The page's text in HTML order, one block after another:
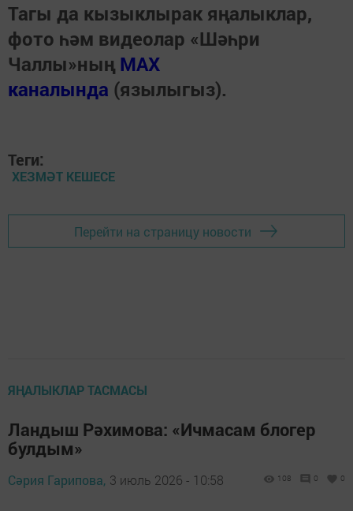
Тагы да кызыклырак яңалыклар,
фото һәм видеолар «Шәһри
Чаллы»ның MAX
каналында (язылыгыз).
Теги:
ХЕЗМӘТ КЕШЕСЕ
Перейти на страницу новости
ЯҢАЛЫКЛАР ТАСМАСЫ
Ландыш Рәхимова: «Ичмасам блогер
булдым»
Сәрия Гарипова, 3 июль 2026 - 10:58 108 0 0